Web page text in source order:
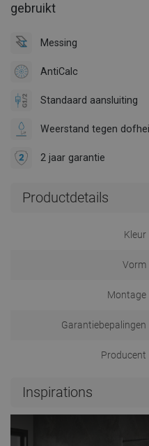
gebruikt
Messing
AntiCalc
Standaard aansluiting
Weerstand tegen
2 jaar garantie
Productdetails
Kleur
Vorm
Montage
Garantiebepalingen
Producent
Inspirations